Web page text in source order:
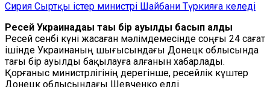
Сирия Сыртқы істер министрі Шайбани Түркияға келеді
Ресей Украинадағы тағы бір ауылды басып алды
Ресей сенбі күні жасаған мәлімдемесінде соңғы 24 сағат
ішінде Украинаның шығысындағы Донецк облысында
тағы бір ауылды бақылауға алғанын хабарлады.
Қорғаныс министрлігінің дерегінше, ресейлік күштер
Донецк облысындағы Шевченко елді